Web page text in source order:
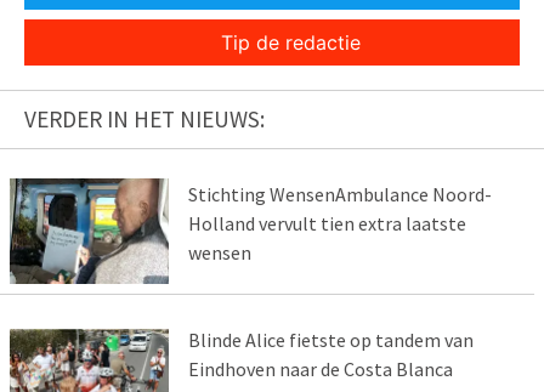
Tip de redactie
VERDER IN HET NIEUWS:
Stichting WensenAmbulance Noord-
Holland vervult tien extra laatste
wensen
Blinde Alice fietste op tandem van
Eindhoven naar de Costa Blanca